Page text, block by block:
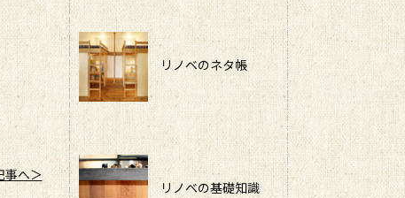
事へ＞
リノベのネタ帳
リノベの基礎知識